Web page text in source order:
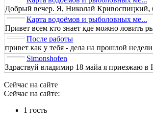
Добрый вечер. Я, Николай Кривоспицкий,
Карта водоёмов и рыболовных ме...
Привет всем кто знает кде можно ловить
После работы
привет как у тебя - дела на прошлой
Simonshofen
Здраствуй владимир 18 майа я приезжаю в
Сейчас на сайте
Сейчас на сайте:
1 гость